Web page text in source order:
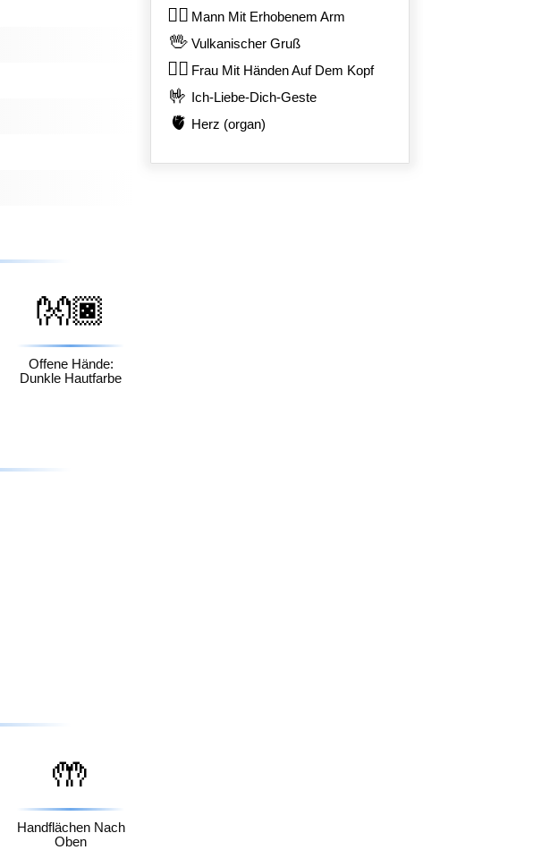
👐🏿
Offene Hände:
Dunkle Hautfarbe
🤲
Handflächen Nach
Oben
🙋‍♂️ Mann Mit Erhobenem Arm
🖖 Vulkanischer Gruß
🙆‍♀️ Frau Mit Händen Auf Dem Kopf
🤟 Ich-Liebe-Dich-Geste
🫀 Herz (organ)